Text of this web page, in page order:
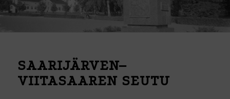
SAARIJÄRVEN–
VIITASAAREN SEUTU